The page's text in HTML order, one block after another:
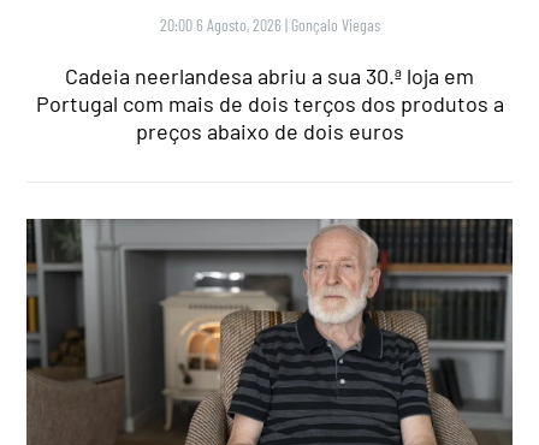
20:00 6 Agosto, 2026 | Gonçalo Viegas
Cadeia neerlandesa abriu a sua 30.ª loja em
Portugal com mais de dois terços dos produtos a
preços abaixo de dois euros